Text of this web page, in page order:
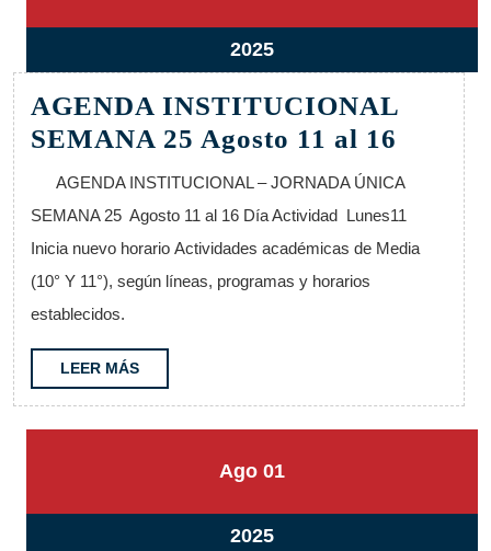
2025
20258
agosto,
2025
AGENDA INSTITUCIONAL
SEMANA 25 Agosto 11 al 16
25
Agosto
AGENDA INSTITUCIONAL – JORNADA ÚNICA
SEMANA 25 Agosto 11 al 16 Día Actividad Lunes11
Inicia nuevo horario Actividades académicas de Media
(10° Y 11°), según líneas, programas y horarios
establecidos.
LEER MÁSLEER
MÁS
Ago1
2025
01
20251